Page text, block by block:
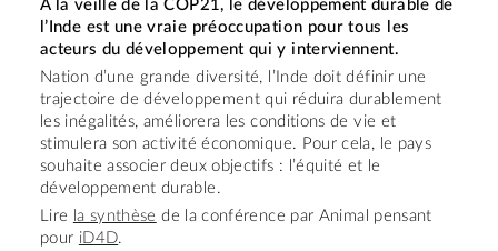
À la veille de la COP21, le développement durable de
l’Inde est une vraie préoccupation pour tous les
acteurs du développement qui y interviennent.
Nation d’une grande diversité, l’Inde doit définir une
trajectoire de développement qui réduira durablement
les inégalités, améliorera les conditions de vie et
stimulera son activité économique. Pour cela, le pays
souhaite associer deux objectifs : l’équité et le
développement durable.
Lire la synthèse de la conférence par Animal pensant
pour iD4D.